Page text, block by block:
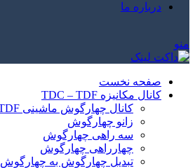
درباره ما
منو
صفحه نخست
کانال مکانیزه TDC – TDF
کانال چهارگوش ماشینی TDC , TDF
زانو چهارگوش
سه راهی چهارگوش
چهارراهی چهارگوش
تبدیل چهارگوش به چهارگوش